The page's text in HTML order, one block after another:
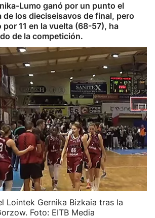
Lumo ganó por un punto el
de los dieciseisavos de final, pero
11 en la vuelta (68-57), ha
de la competición.
Lointek Gernika Bizkaia tras la
Foto: EITB Media